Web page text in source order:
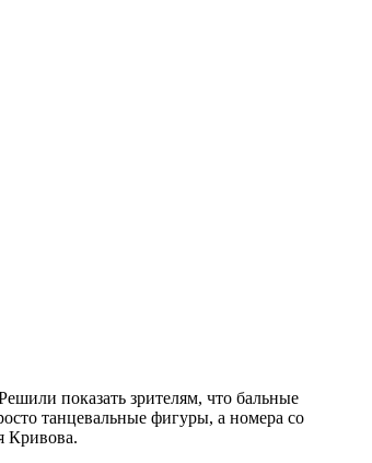
показать зрителям, что бальные
танцевальные фигуры, а номера со
Кривова.